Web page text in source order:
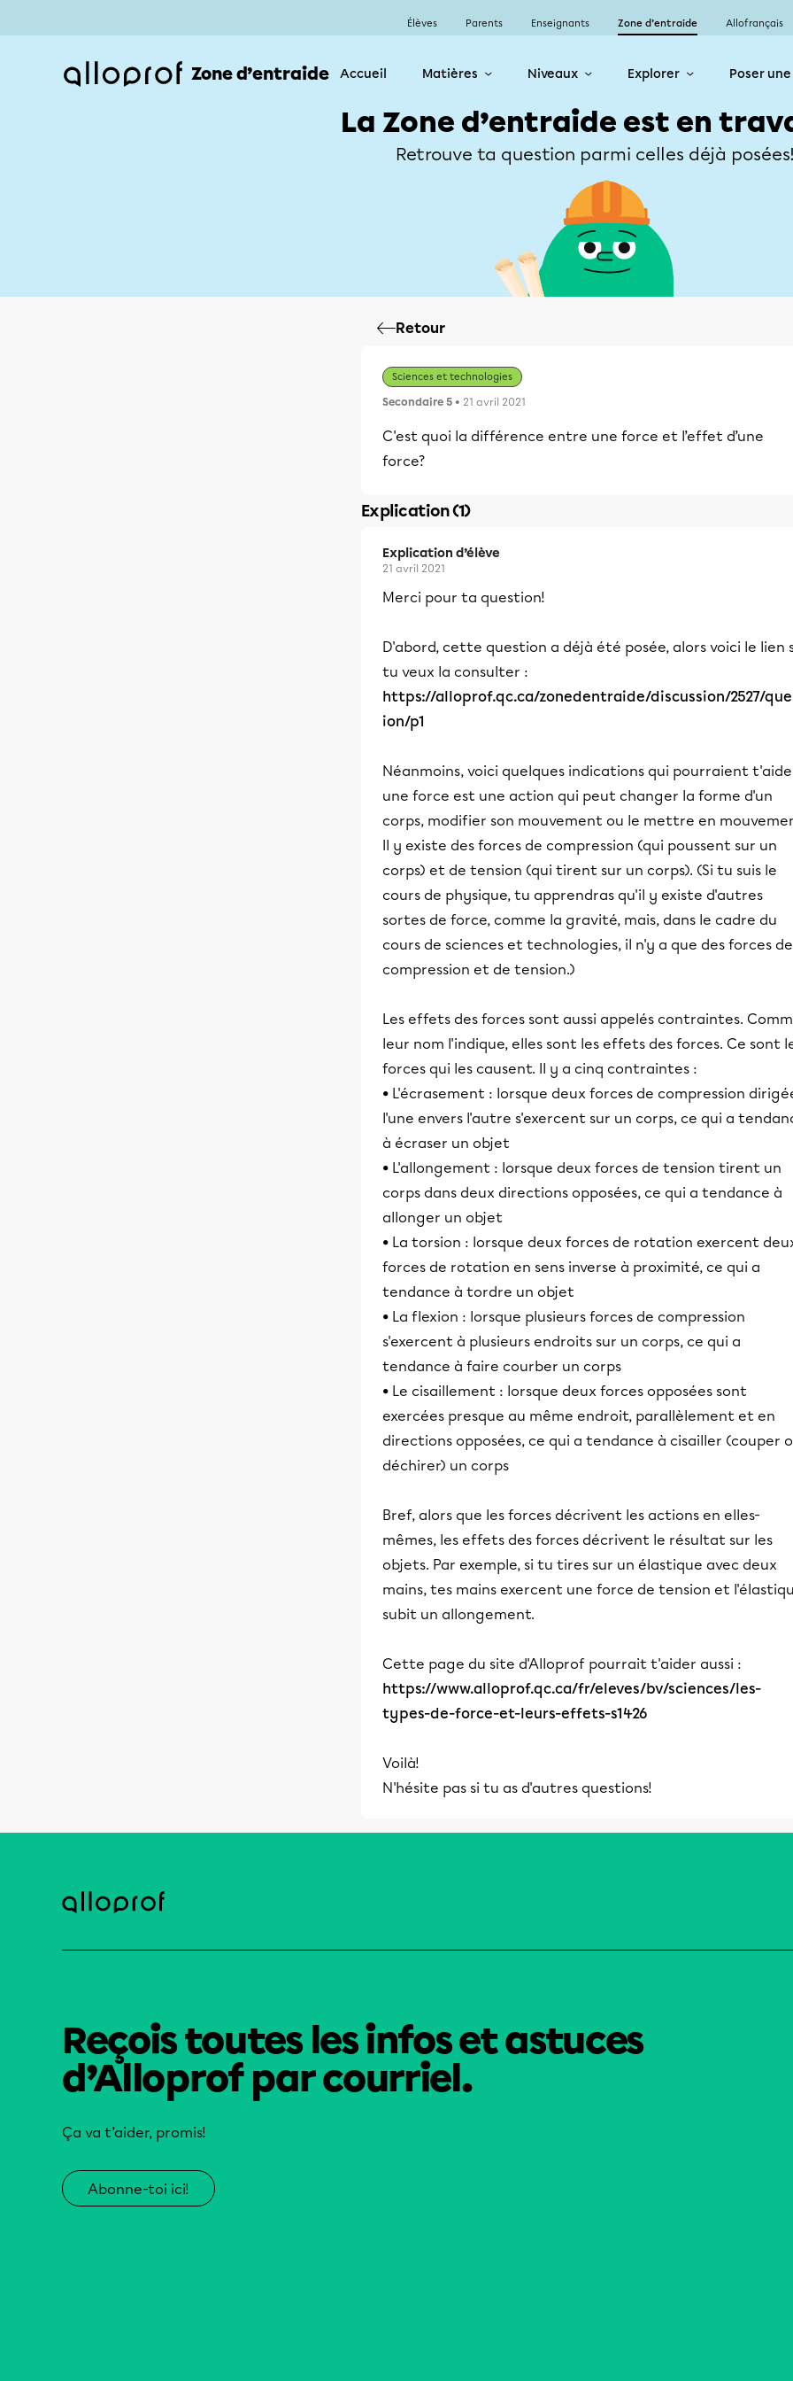
Élèves Parents Enseignants Zone d’entraide Allofrançais
Zone d’entraide Accueil Matières Niveaux Explorer Poser
La Zone d’entraide est en
Retrouve ta question parmi celles déjà
Retour
Sciences et technologies
Secondaire 5 • 21 avril 2021
C'est quoi la différence entre une force et l’effet d’une
force?
Explication (1)
Explication d’élève
21 avril 2021
Merci pour ta question!
D'abord, cette question a déjà été posée, alors voici le lien
tu veux la consulter :
https://alloprof.qc.ca/zonedentraide/discussion/2527/
ion/p1
Néanmoins, voici quelques indications qui pourraient
une force est une action qui peut changer la forme d'un
corps, modifier son mouvement ou le mettre en
Il y existe des forces de compression (qui poussent sur un
corps) et de tension (qui tirent sur un corps). (Si tu suis le
cours de physique, tu apprendras qu'il y existe d'autres
sortes de force, comme la gravité, mais, dans le cadre du
cours de sciences et technologies, il n'y a que des forces de
compression et de tension.)
Les effets des forces sont aussi appelés contraintes.
leur nom l'indique, elles sont les effets des forces. Ce sont
forces qui les causent. Il y a cinq contraintes :
• L'écrasement : lorsque deux forces de compression
l'une envers l'autre s'exercent sur un corps, ce qui a
à écraser un objet
• L'allongement : lorsque deux forces de tension tirent un
corps dans deux directions opposées, ce qui a tendance à
allonger un objet
• La torsion : lorsque deux forces de rotation exercent
forces de rotation en sens inverse à proximité, ce qui a
tendance à tordre un objet
• La flexion : lorsque plusieurs forces de compression
s'exercent à plusieurs endroits sur un corps, ce qui a
tendance à faire courber un corps
• Le cisaillement : lorsque deux forces opposées sont
exercées presque au même endroit, parallèlement et en
directions opposées, ce qui a tendance à cisailler (couper
déchirer) un corps
Bref, alors que les forces décrivent les actions en elles-
mêmes, les effets des forces décrivent le résultat sur les
objets. Par exemple, si tu tires sur un élastique avec deux
mains, tes mains exercent une force de tension et
subit un allongement.
Cette page du site d'Alloprof pourrait t'aider aussi :
https://www.alloprof.qc.ca/fr/eleves/bv/sciences/les-
types-de-force-et-leurs-effets-s1426
Voilà!
N'hésite pas si tu as d'autres questions!
Reçois toutes les infos et astuces
d’Alloprof par courriel.
Ça va t’aider, promis!
Abonne-toi ici!